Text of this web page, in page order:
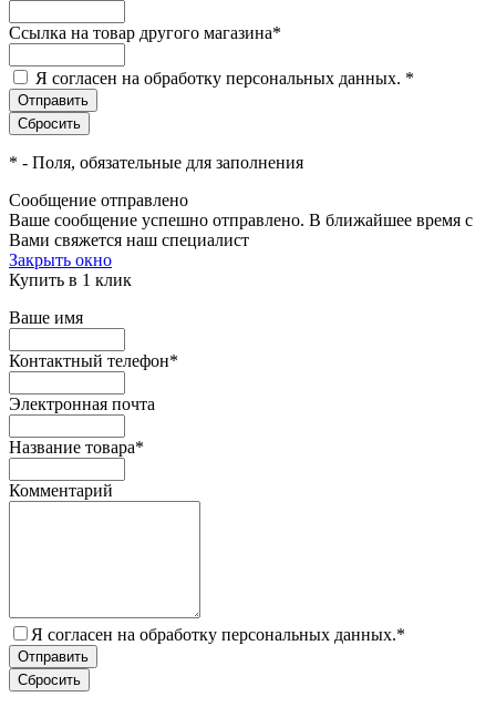
Ссылка на товар другого магазина*
Я согласен на обработку персональных данных. *
* - Поля, обязательные для заполнения
Сообщение отправлено
Ваше сообщение успешно отправлено. В ближайшее время с
Вами свяжется наш специалист
Закрыть окно
Купить в 1 клик
Ваше имя
Контактный телефон*
Электронная почта
Название товара*
Комментарий
Я согласен на обработку персональных данных.*